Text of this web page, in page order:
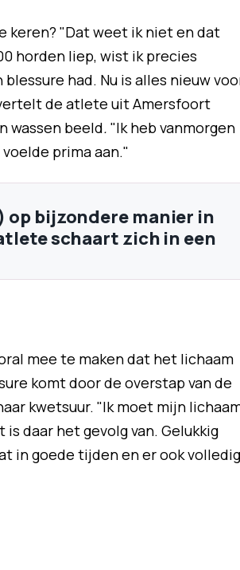
keren? "Dat weet ik niet en dat
horden liep, wist ik precies
had. Nu is alles nieuw
de atlete uit Amersfoort
wassen beeld. "Ik heb vanmorgen
prima aan."
op bijzondere manier in
schaart zich in een
mee te maken dat het lichaam
komt door de overstap van de
kwetsuur. "Ik moet mijn
daar het gevolg van. Gelukkig
in goede tijden en er ook volledig